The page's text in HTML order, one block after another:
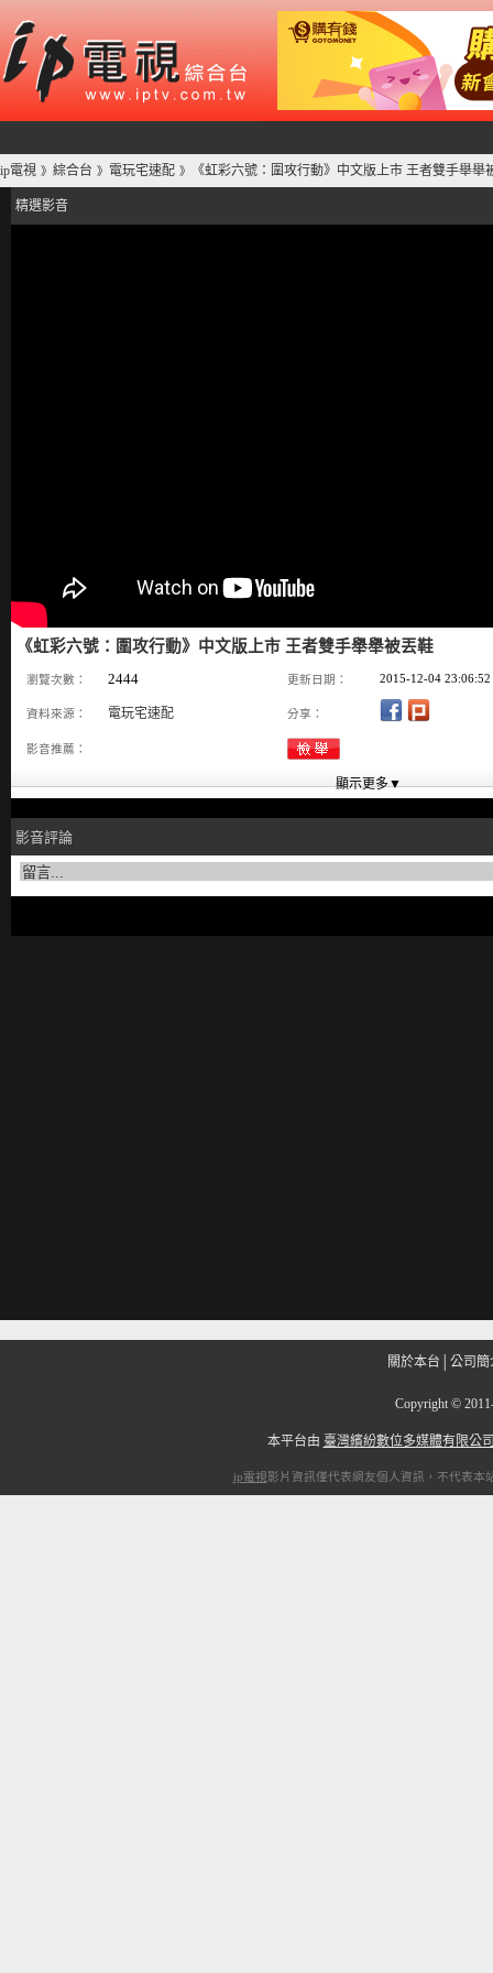
ip電視 》 綜合台 》 電玩宅速配 》 《虹彩六號：圍攻行動》中文版上市 王者雙手舉舉
精選影音
《虹彩六號：圍攻行動》中文版上市 王者雙手舉舉被丟鞋
瀏覽次數： 2444 更新日期： 2015-12-04 23:06:52
資料來源： 電玩宅速配 分享：
影音推薦：
影音評論
關於本台 公司簡
Copyright ©
本平台由 臺灣繽紛數位多媒體有限公
ip電視影片資訊僅代表網友個人資訊，不代表本